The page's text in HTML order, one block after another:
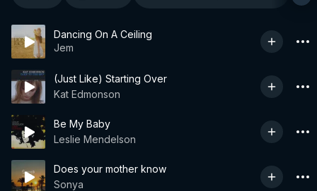
Dancing On A Ceiling
Jem
(Just Like) Starting Over
Kat Edmonson
Be My Baby
Leslie Mendelson
Does your mother know
Sonya